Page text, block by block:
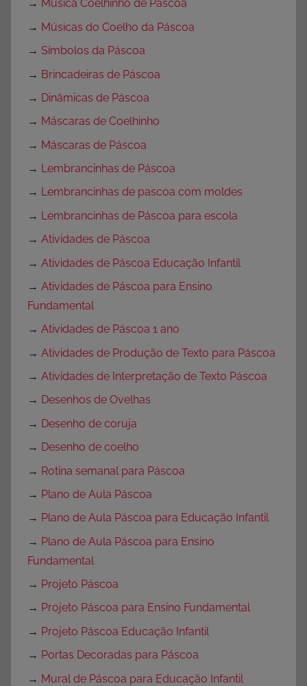
→ Música Coelhinho de Páscoa
→ Músicas do Coelho da Páscoa
→ Símbolos da Páscoa
→ Brincadeiras de Páscoa
→ Dinâmicas de Páscoa
→ Máscaras de Coelhinho
→ Máscaras de Páscoa
→ Lembrancinhas de Páscoa
→ Lembrancinhas de pascoa com moldes
→ Lembrancinhas de Páscoa para escola
→ Atividades de Páscoa
→ Atividades de Páscoa Educação Infantil
→ Atividades de Páscoa para Ensino
Fundamental
→ Atividades de Páscoa 1 ano
→ Atividades de Produção de Texto para Páscoa
→ Atividades de Interpretação de Texto Páscoa
→ Desenhos de Ovelhas
→ Desenho de coruja
→ Desenho de coelho
→ Rotina semanal para Páscoa
→ Plano de Aula Páscoa
→ Plano de Aula Páscoa para Educação Infantil
→ Plano de Aula Páscoa para Ensino
Fundamental
→ Projeto Páscoa
→ Projeto Páscoa para Ensino Fundamental
→ Projeto Páscoa Educação Infantil
→ Portas Decoradas para Páscoa
→ Mural de Páscoa para Educação Infantil